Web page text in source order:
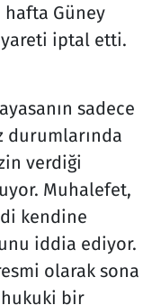
hafta Güney
iptal etti.
sadece
durumlarında
verdiği
Muhalefet,
kendine
iddia ediyor.
olarak sona
hukuki bir